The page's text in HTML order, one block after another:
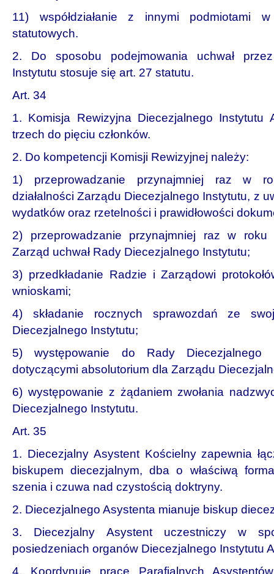
11) współdziałanie z innymi podmiotami
statutowych.
2. Do sposobu podejmowania uchwał
Instytutu stosuje się art. 27 statutu.
Art. 34
1. Komisja Rewizyjna Diecezjalnego Instytutu
trzech do pięciu członków.
2. Do kompetencji Komisji Rewizyjnej należy:
1) przeprowadzanie przynajmniej raz w
działalności Zarządu Diecezjalnego Instytutu, z
wydatków oraz rzetelności i prawidłowości
2) przeprowadzanie przynajmniej raz w roku
Zarząd uchwał Rady Diecezjalnego Instytutu;
3) przedkładanie Radzie i Zarządowi
wnioskami;
4) składanie rocznych sprawozdań ze
Diecezjalnego Instytutu;
5) występowanie do Rady Diecezjalnego
dotyczącymi absolutorium dla Zarządu
6) występowanie z żądaniem zwołania
Diecezjalnego Instytutu.
Art. 35
1. Diecezjalny Asystent Kościelny zapewnia
biskupem diecezjalnym, dba o właściwą
szenia i czuwa nad czystością doktryny.
2. Diecezjalnego Asystenta mianuje biskup
3. Diecezjalny Asystent uczestniczy w
posiedzeniach organów Diecezjalnego Instytutu
4. Koordynuje pracę Parafialnych